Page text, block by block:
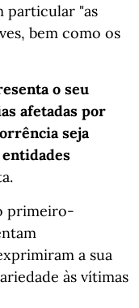
particular "as
bem como os
o seu
afetadas por
seja
primeiro-
a sua
às vítimas